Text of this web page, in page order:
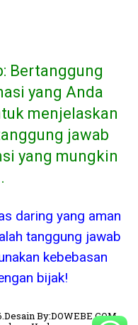
Bertanggung
yang Anda
menjelaskan
jawab
yang mungkin
daring yang aman
tanggung jawab
kebebasan
bijak!
By:DOWEBE.COM